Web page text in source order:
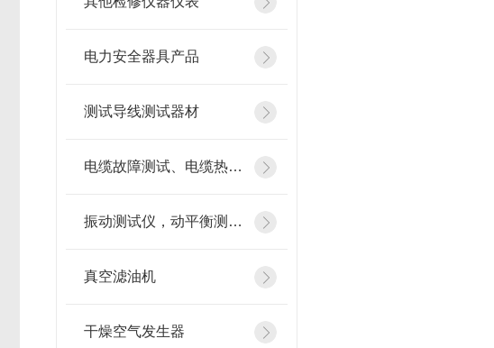
电力安全器具产品
测试导线测试器材
电缆故障测试、电缆热补机
振动测试仪，动平衡测试仪
真空滤油机
干燥空气发生器